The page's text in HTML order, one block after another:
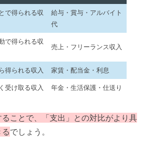
で得られる収
給与・賞与・アルバイト
代
で得られる収
売上・フリーランス収入
得られる収入 家賃・配当金・利息
受け取る収入 年金・生活保護・仕送り
ことで、「支出」との対比がより具
でしょう。